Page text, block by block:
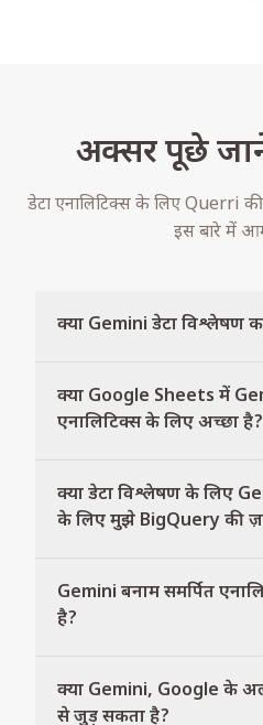
अक्सर पूछे
डेटा एनालिटिक्स के लिए Querri
इस बारे में
क्या Gemini डेटा विश्लेषण
क्या Google Sheets में
एनालिटिक्स के लिए अच्छा है?
क्या डेटा विश्लेषण के लिए
के लिए मुझे BigQuery की
Gemini बनाम समर्पित
है?
क्या Gemini, Google के
से जुड़ सकता है?